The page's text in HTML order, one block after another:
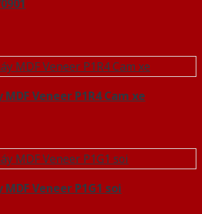
Veneer P1R4 Cam xe
MDF Veneer P1G1 soi